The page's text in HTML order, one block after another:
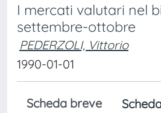
I mercati valutari nel
settembre-ottobre
PEDERZOLI, Vittorio
1990-01-01
Scheda breve